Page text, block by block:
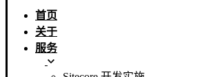
首页
关于
服务